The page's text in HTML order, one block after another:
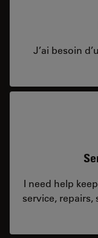
J’ai besoin
I need help
service, repairs,